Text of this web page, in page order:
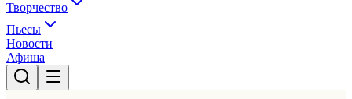
Творчество
Пьесы
Новости
Афиша